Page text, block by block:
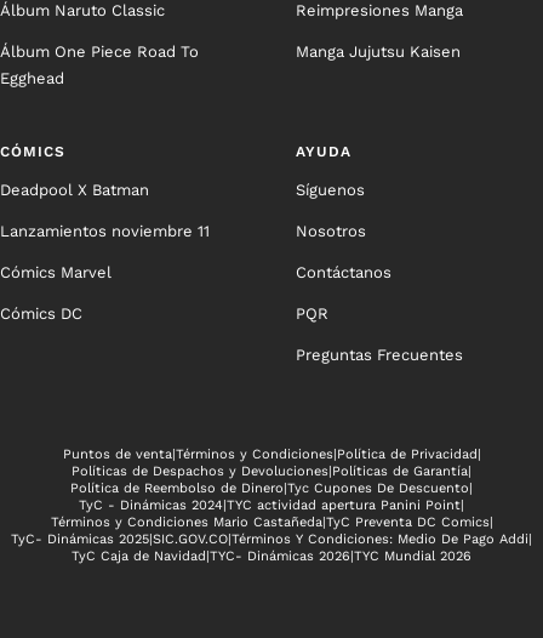
Álbum Naruto Classic
Álbum One Piece Road To
Egghead
Reimpresiones Manga
Manga Jujutsu Kaisen
CÓMICS
Deadpool X Batman
Lanzamientos noviembre 11
Cómics Marvel
Cómics DC
AYUDA
Síguenos
Nosotros
Contáctanos
PQR
Preguntas Frecuentes
Puntos de venta| Términos y Condiciones| Política de Privacidad
Políticas de Despachos y Devoluciones Políticas de Garantía
Política de Reembolso de Dinero Tyc Cupones De Descuento
TyC - Dinámicas 2024 TYC actividad apertura Panini Point
Términos y Condiciones Mario Castañeda| TyC Preventa DC Comics|
TyC- Dinámicas 2025 SIC.GOV.CO Términos Y Condiciones: Medio De Pago Addi
TyC Caja de Navidad TYC- Dinámicas 2026 TYC Mundial 2026